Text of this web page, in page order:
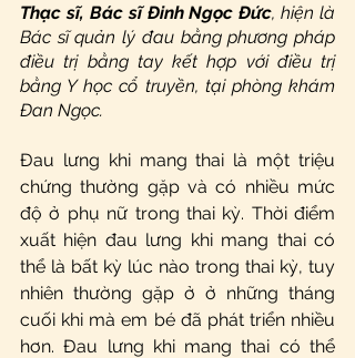
Thạc sĩ, Bác sĩ Đinh Ngọc Đức, hiện là
Bác sĩ quản lý đau bằng phương pháp
điều trị bằng tay kết hợp với điều trị
bằng Y học cổ truyền, tại phòng khám
Đan Ngọc.
Đau lưng khi mang thai là một triệu
chứng thường gặp và có nhiều mức
độ ở phụ nữ trong thai kỳ. Thời điểm
xuất hiện đau lưng khi mang thai có
thể là bất kỳ lúc nào trong thai kỳ, tuy
nhiên thường gặp ở ở những tháng
cuối khi mà em bé đã phát triển nhiều
hơn. Đau lưng khi mang thai có thể